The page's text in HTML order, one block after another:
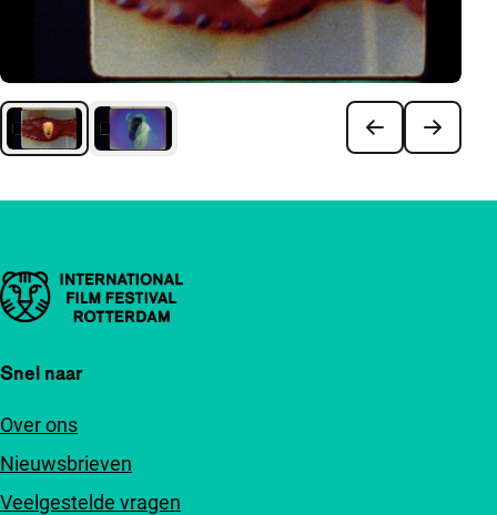
Belangrijke links
Snel naar
Over ons
Nieuwsbrieven
Veelgestelde vragen